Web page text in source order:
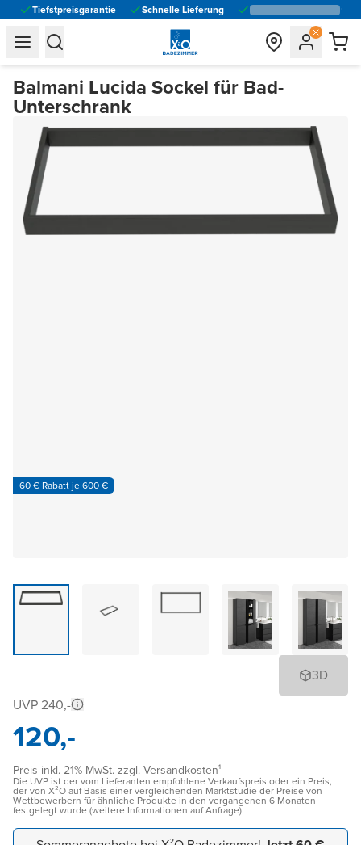
Tiefstpreisgarantie Schnelle Lieferung
general.navigation.toggle_menu.label
general.navigation.toggle_menu.label
Balmani Lucida Sockel für Bad-
Unterschrank
60 € Rabatt je 600 €
3D
UVP 240,-
120,-
Preis inkl. 21% MwSt. zzgl. Versandkosten¹
Die UVP ist der vom Lieferanten empfohlene Verkaufspreis oder ein Preis,
der von X²O auf Basis einer vergleichenden Marktstudie der Preise von
Wettbewerbern für ähnliche Produkte in den vergangenen 6 Monaten
festgelegt wurde (weitere Informationen auf Anfrage)